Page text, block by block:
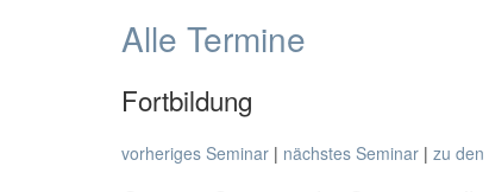
Alle Termine
Fortbildung
vorheriges Seminar | nächstes Seminar | zu den